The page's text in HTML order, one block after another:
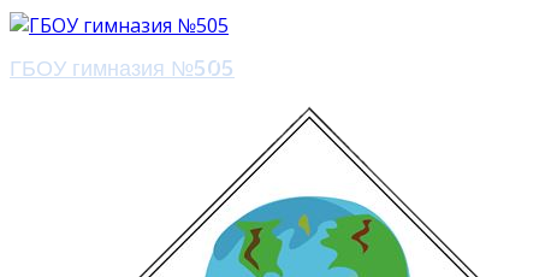
ГБОУ гимназия №505